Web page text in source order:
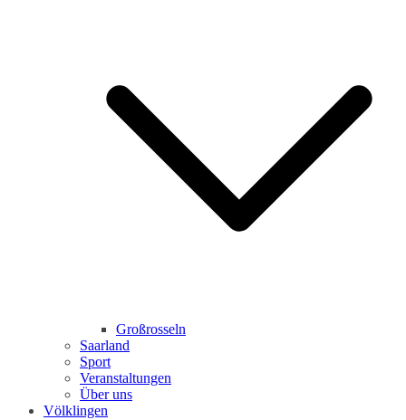
Großrosseln
Saarland
Sport
Veranstaltungen
Über uns
Völklingen